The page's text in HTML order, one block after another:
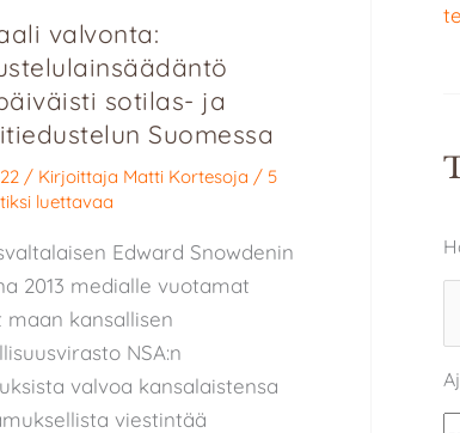
valvonta:
sotilas- ja
Suomessa
/ Kirjoittaja Matti Kortesoja / 5
luettavaa
Edward Snowdenin
2013 medialle vuotamat
maan kansallisen
NSA:n
valvoa kansalaistensa
viestintää